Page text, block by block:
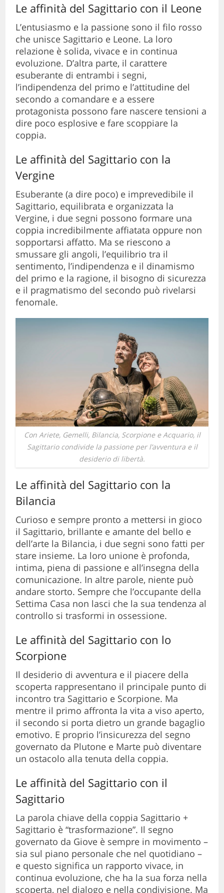
Le affinità del Sagittario con il Leone
L’entusiasmo e la passione sono il filo rosso
che unisce Sagittario e Leone. La loro
relazione è solida, vivace e in continua
evoluzione. D’altra parte, il carattere
esuberante di entrambi i segni,
l’indipendenza del primo e l’attitudine del
secondo a comandare e a essere
protagonista possono fare nascere tensioni a
dire poco esplosive e fare scoppiare la
coppia.
Le affinità del Sagittario con la
Vergine
Esuberante (a dire poco) e imprevedibile il
Sagittario, equilibrata e organizzata la
Vergine, i due segni possono formare una
coppia incredibilmente affiatata oppure non
sopportarsi affatto. Ma se riescono a
smussare gli angoli, l’equilibrio tra il
sentimento, l’indipendenza e il dinamismo
del primo e la ragione, il bisogno di sicurezza
e il pragmatismo del secondo può rivelarsi
fenomale.
Con Ariete, Gemelli, Bilancia, Scorpione e Acquario, il
Sagittario condivide la passione per l’avventura e il
desiderio di libertà.
Le affinità del Sagittario con la
Bilancia
Curioso e sempre pronto a mettersi in gioco
il Sagittario, brillante e amante del bello e
dell’arte la Bilancia, i due segni sono fatti per
stare insieme. La loro unione è profonda,
intima, piena di passione e all’insegna della
comunicazione. In altre parole, niente può
andare storto. Sempre che l’occupante della
Settima Casa non lasci che la sua tendenza al
controllo si trasformi in ossessione.
Le affinità del Sagittario con lo
Scorpione
Il desiderio di avventura e il piacere della
scoperta rappresentano il principale punto di
incontro tra Sagittario e Scorpione. Ma
mentre il primo affronta la vita a viso aperto,
il secondo si porta dietro un grande bagaglio
emotivo. E proprio l’insicurezza del segno
governato da Plutone e Marte può diventare
un ostacolo alla tenuta della coppia.
Le affinità del Sagittario con il
Sagittario
La parola chiave della coppia Sagittario +
Sagittario è “trasformazione”. Il segno
governato da Giove è sempre in movimento –
sia sul piano personale che nel quotidiano –
e questo significa un rapporto vivace, in
continua evoluzione, che ha la sua forza nella
scoperta, nel dialogo e nella condivisione. Ma